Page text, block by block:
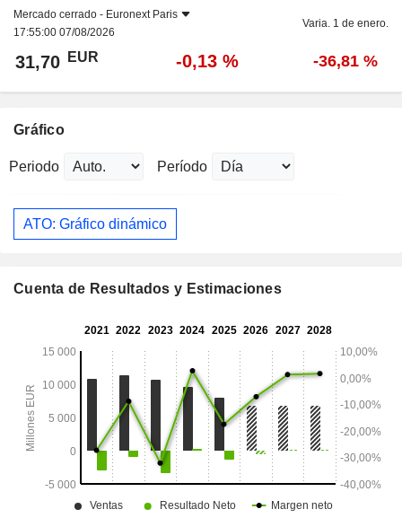
Mercado cerrado - Euronext Paris
17:55:00 07/08/2026
Varia. 1 de enero.
31,70 EUR -0,13 % -36,81 %
Gráfico
Periodo Período
ATO: Gráfico dinámico
Cuenta de Resultados y Estimaciones